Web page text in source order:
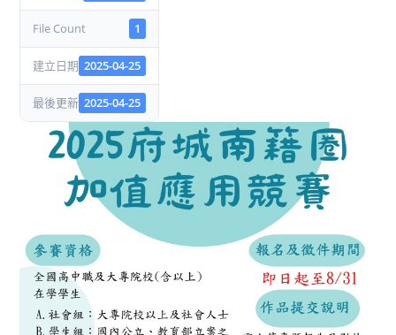
File Count 1
建立日期 2025-04-25
最後更新 2025-04-25